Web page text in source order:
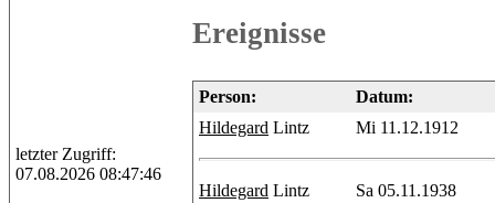
Ereignisse
Person:
Datum:
Hildegard Lintz Mi 11.12.1912
Hildegard Lintz
Sa 05.11.1938
letzter Zugriff:
07.08.2026 08:47:46